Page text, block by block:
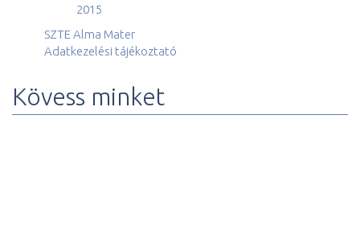
2015
SZTE Alma Mater
Adatkezelési tájékoztató
Kövess minket